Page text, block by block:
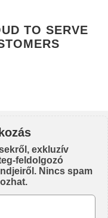
TO SERVE
exkluzív
feldolgozó
Nincs spam